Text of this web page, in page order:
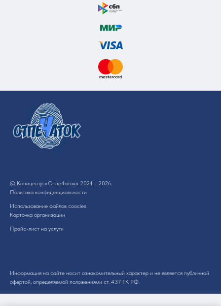
© Копицентр «Отпе4аток» 2024 - 2026.
Политика конфиденциальности
Использование файлов coocies
Карточка организации
Прайс-лист на услуги
Информация на сайте носит ознакомительный характер и не является публичной
офертой, определяемой положениями ст. 437 ГК РФ.